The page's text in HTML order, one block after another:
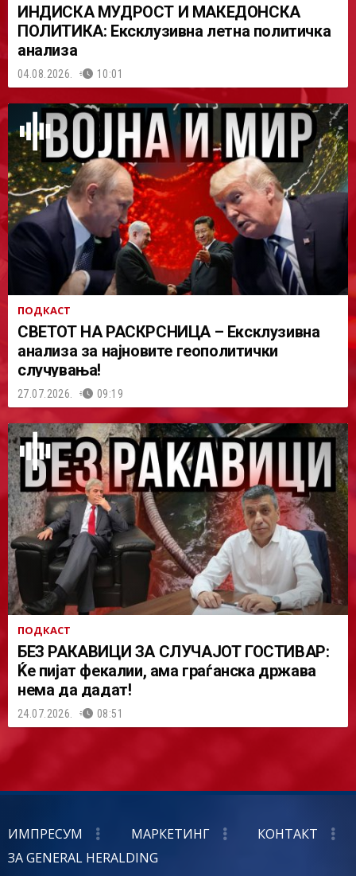
ИНДИСКА МУДРОСТ И МАКЕДОНСКА
ПОЛИТИКА: Ексклузивна летна политичка
анализа
04.08.2026. 10:01
ПОДКАСТ
СВЕТОТ НА РАСКРСНИЦА – Ексклузивна
анализа за најновите геополитички
случувања!
27.07.2026. 09:19
ПОДКАСТ
БЕЗ РАКАВИЦИ ЗА СЛУЧАЈОТ ГОСТИВАР:
Ќе пијат фекалии, ама граѓанска држава
нема да дадат!
24.07.2026. 08:51
ИМПРЕСУМ МАРКЕТИНГ
КОНТАКТ
ЗА GENERAL HERALDING